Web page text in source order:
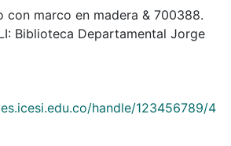
con marco en madera & 700388.
Biblioteca Departamental Jorge
handle/123456789/4